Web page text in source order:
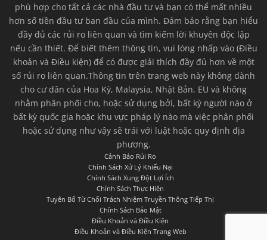
phù hợp cho tất cả các nhà đầu tư và bạn có thể mất nhiều
hơn số tiền đầu tư ban đầu của mình. Đảm bảo rằng bạn hiểu
đầy đủ các rủi ro liên quan và tìm kiếm lời khuyên độc lập
nếu cần thiết. Để biết thêm thông tin, vui lòng nhấp vào (Điều
khoản và Điều kiện) để có được giải thích đầy đủ hơn về một
số rủi ro liên quan.Thông tin trên trang web này không dành
cho cư dân của Hoa Kỳ, Malaysia, Nhật Bản, EU và không
nhằm phân phối cho, hoặc sử dụng bởi, bất kỳ người nào ở
bất kỳ quốc gia hoặc khu vực pháp lý nào mà việc phân phối
hoặc sử dụng như vậy sẽ trái với luật hoặc quy định địa
phương.
Cảnh Báo Rủi Ro
Chính Sách Xử Lý Khiếu Nại
Chính Sách Xung Đột Lợi Ích
Chính Sách Thực Hiện
Tuyên Bố Từ Chối Trách Nhiệm Truyền Thông Tiếp Thị
Chính Sách Bảo Mật
Điều Khoản và Điều Kiện
Điều Khoản và Điều Kiện Trang Web